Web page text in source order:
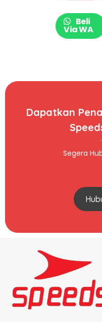
Olahraga
05
Beli
Via WA
Dapatkan
Segera